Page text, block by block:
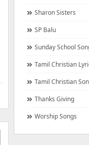
Sharon Sisters
SP Balu
Sunday School
Tamil Christian
Tamil Christian
Thanks Giving
Worship Songs